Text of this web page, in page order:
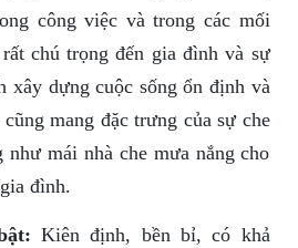
công việc và trong các mối
chú trọng đến gia đình và sự
xây dựng cuộc sống ổn định và
mang đặc trưng của sự che
như mái nhà che mưa nắng cho
đình.
Kiên định, bền bỉ, có khả